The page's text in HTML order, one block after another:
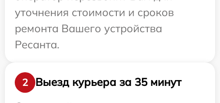
уточнения стоимости и сроков
ремонта Вашего устройства
Ресанта.
2
Выезд курьера за 35 минут